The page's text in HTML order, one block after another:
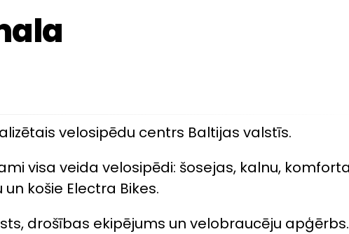
velosipēdu centrs Baltijas valstīs.
visa veida velosipēdi: šosejas, kalnu,
košie Electra Bikes.
drošības ekipējums un velobraucēju apģērbs.